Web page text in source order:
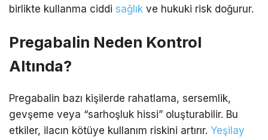
birlikte kullanma ciddi sağlık ve hukuki risk doğurur.
Pregabalin Neden Kontrol
Altında?
Pregabalin bazı kişilerde rahatlama, sersemlik,
gevşeme veya “sarhoşluk hissi” oluşturabilir. Bu
etkiler, ilacın kötüye kullanım riskini artırır. Yeşilay